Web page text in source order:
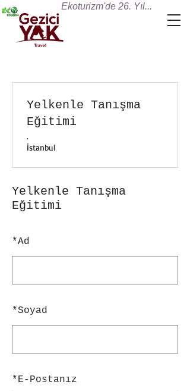
Ekoturizm'de 26. Yıl...
Yelkenle Tanışma
Eğitimi
*Ad
*Soyad
*E-Postanız
Yelkenle Tanışma
Eğitimi
.
İstanbul